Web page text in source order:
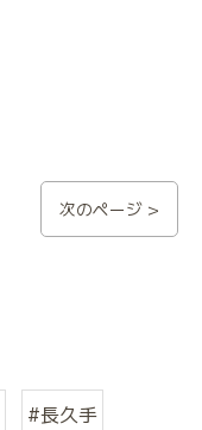
次のページ >
#長久手